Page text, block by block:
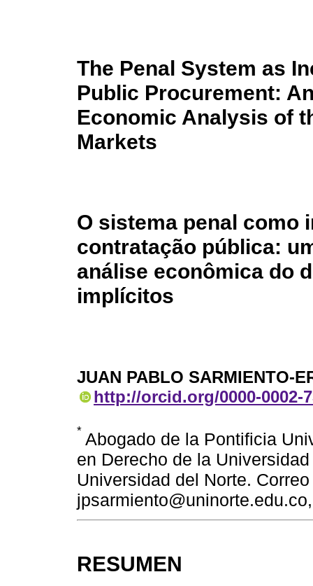
The Penal System as
Public Procurement:
Economic Analysis of
Markets
O sistema penal como
contratação pública:
análise econômica do
implícitos
JUAN PABLO SARMIENTO-
http://orcid.org/0000-0002-
* Abogado de la Pontificia
en Derecho de la
Universidad del Norte.
RESUMEN